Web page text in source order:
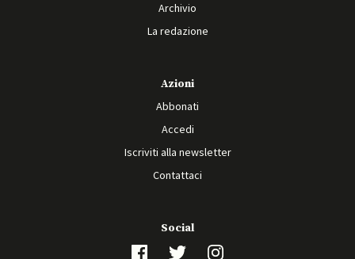
Archivio
La redazione
Azioni
Abbonati
Accedi
Iscriviti alla newsletter
Contattaci
Social